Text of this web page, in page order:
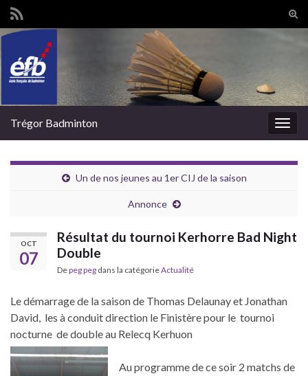
Trégor Badminton
Un de nos jeunes au 1er CIJ de la saison
Annonce
OCT
07
Résultat du tournoi Kerhorre Bad Night
Double
Depeg peg dans la catégorieActualité
Le démarrage de la saison de Thomas Delaunay et Jonathan
David, les à conduit direction le Finistère pour le tournoi
nocturne de double au Relecq Kerhuon
Au programme de ce soir 2 matchs de